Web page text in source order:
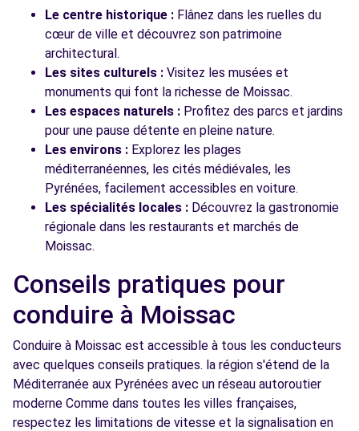
Le centre historique : Flânez dans les ruelles du
cœur de ville et découvrez son patrimoine
architectural.
Les sites culturels : Visitez les musées et
monuments qui font la richesse de Moissac.
Les espaces naturels : Profitez des parcs et jardins
pour une pause détente en pleine nature.
Les environs : Explorez les plages
méditerranéennes, les cités médiévales, les
Pyrénées, facilement accessibles en voiture.
Les spécialités locales : Découvrez la gastronomie
régionale dans les restaurants et marchés de
Moissac.
Conseils pratiques pour
conduire à Moissac
Conduire à Moissac est accessible à tous les conducteurs
avec quelques conseils pratiques. la région s'étend de la
Méditerranée aux Pyrénées avec un réseau autoroutier
moderne Comme dans toutes les villes françaises,
respectez les limitations de vitesse et la signalisation en